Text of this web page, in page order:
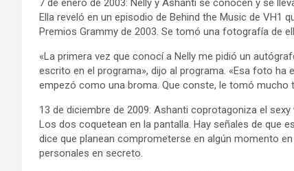
7 de enero de 2003: Nelly y Ashanti se conocen y se
Ella reveló en un episodio de Behind the Music de
Premios Grammy de 2003. Se tomó una fotografía de
«La primera vez que conocí a Nelly me pidió un
escrito en el programa», dijo al programa. «Esa foto
empezó como una broma. Que conste, le tomó mucho
13 de diciembre de 2009: Ashanti coprotagoniza el sexy
Los dos coquetean en la pantalla. Hay señales de que
dice que planean comprometerse en algún momento
personales en secreto.